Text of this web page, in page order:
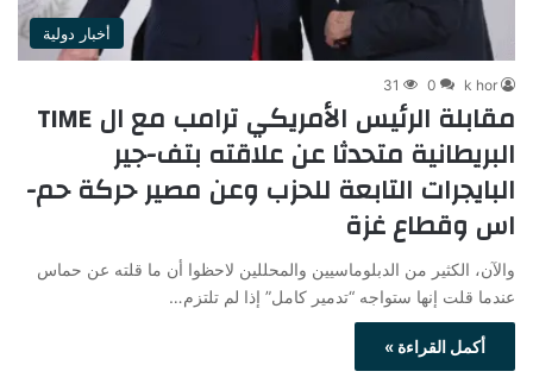
أخبار دولية
k hor
0
31
مقابلة الرئيس الأمريكي ترامب مع ال TIME
البريطانية متحدثا عن علاقته بتف-جير
البايجرات التابعة للحزب وعن مصير حركة حم-
اس وقطاع غزة
والآن، الكثير من الدبلوماسيين والمحللين لاحظوا أن ما قلته عن حماس
عندما قلت إنها ستواجه “تدمير كامل” إذا لم تلتزم…
أكمل القراءة »